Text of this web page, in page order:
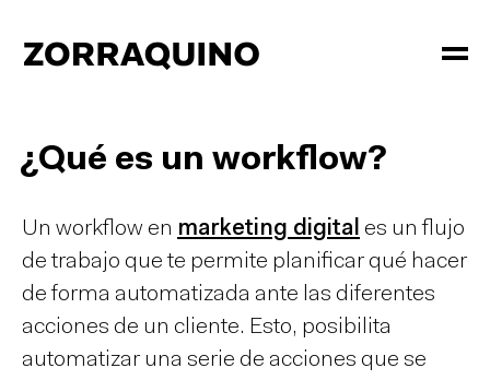
¿Qué es un workflow?
Un workflow en marketing digital es un flujo
de trabajo que te permite planificar qué hacer
de forma automatizada ante las diferentes
acciones de un cliente. Esto, posibilita
automatizar una serie de acciones que se